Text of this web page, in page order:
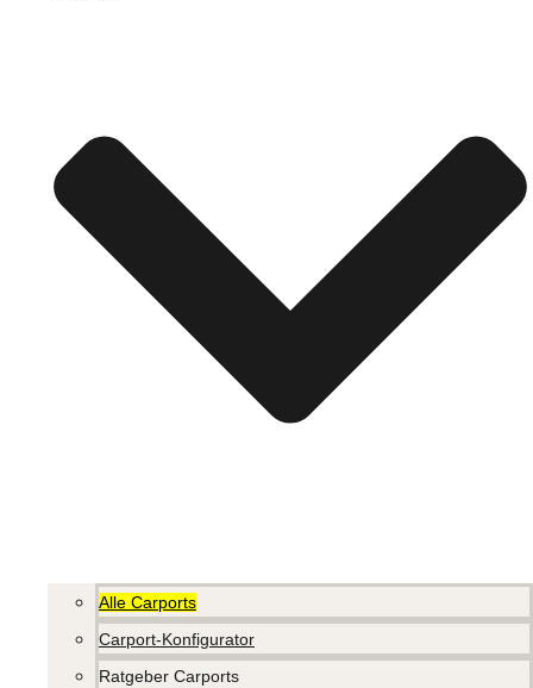
Alle Carports
Carport-Konfigurator
Ratgeber Carports